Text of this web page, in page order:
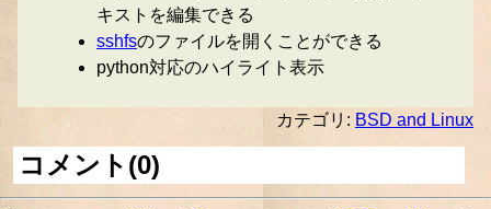
キストを編集できる
sshfsのファイルを開くことができる
python対応のハイライト表示
カテゴリ: BSD and Linux
コメント(0)